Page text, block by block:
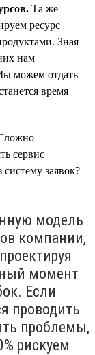
Та же
ресурс
Зная
нам
можем отдать
время
сервис
заявок?
модель
компании,
момент
Если
проводить
проблемы,
рискуем